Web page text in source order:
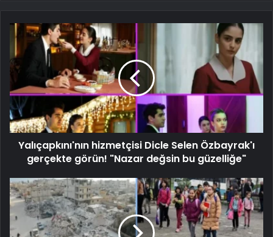
Yalıçapkını'nın hizmetçisi Dicle Selen Özbayrak'ı
gerçekte görün! "Nazar değsin bu güzelliğe"